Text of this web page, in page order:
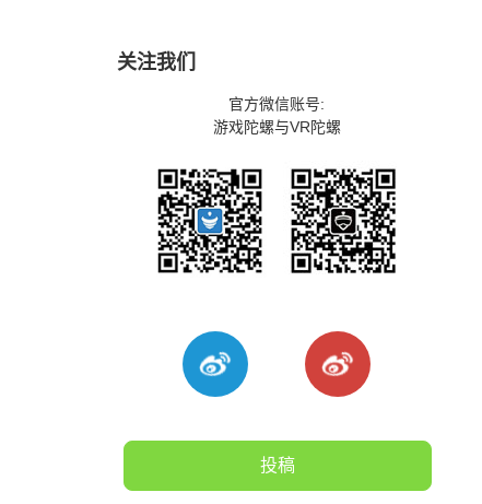
关注我们
官方微信账号:
游戏陀螺与VR陀螺
投稿